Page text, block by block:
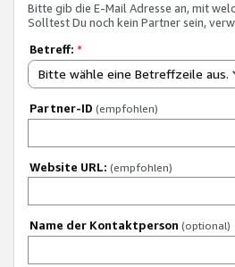
Bitte gib die E-Mail Adresse an, mit
Solltest Du noch kein Partner sein,
Betreff: *
Bitte wähle eine Betreffzeile aus.
Partner-ID (empfohlen)
Website URL: (empfohlen)
Name der Kontaktperson (optional)